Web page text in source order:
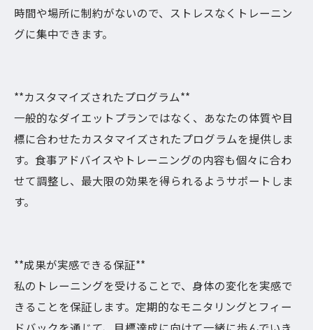
時間や場所に制約がないので、ストレスなくトレーニン
グに集中できます。
**カスタマイズされたプログラム**
一般的なダイエットプランではなく、あなたの体質や目
標に合わせたカスタマイズされたプログラムを提供しま
す。食事アドバイスやトレーニングの内容も個々に合わ
せて調整し、最大限の効果を得られるようサポートしま
す。
**成果が実感できる保証**
私のトレーニングを受けることで、身体の変化を実感で
きることを保証します。定期的なモニタリングとフィー